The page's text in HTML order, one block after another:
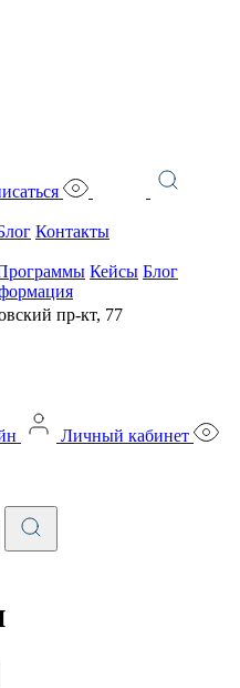
Контакты
Кейсы Блог
пр-кт, 77
Личный кабинет